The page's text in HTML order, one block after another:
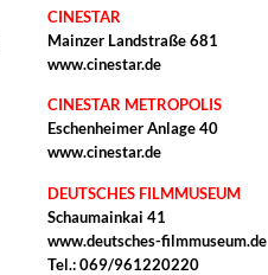
CINESTAR
Mainzer Landstraße 681
www.cinestar.de
CINESTAR METROPOLIS
Eschenheimer Anlage 40
www.cinestar.de
DEUTSCHES FILMMUSEUM
Schaumainkai 41
www.deutsches-filmmuseum.de
Tel.: 069/961220220